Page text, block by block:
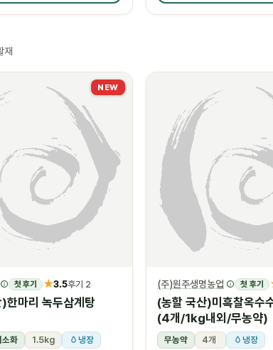
재
NEW
첫 후기 ★3.5후기 2
한마리 녹두삼계탕
소화 1.5kg 냉장
(주)원주생명농업 첫 후기
(농할 국산)미흑찰옥수
(4개/1kg내외/무농약)
무농약 4개 냉장